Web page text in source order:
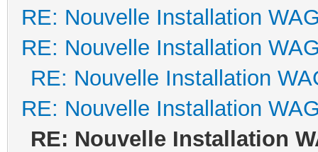
RE: Nouvelle Installation
RE: Nouvelle Installation
RE: Nouvelle Installation
RE: Nouvelle Installation
RE: Nouvelle Installation